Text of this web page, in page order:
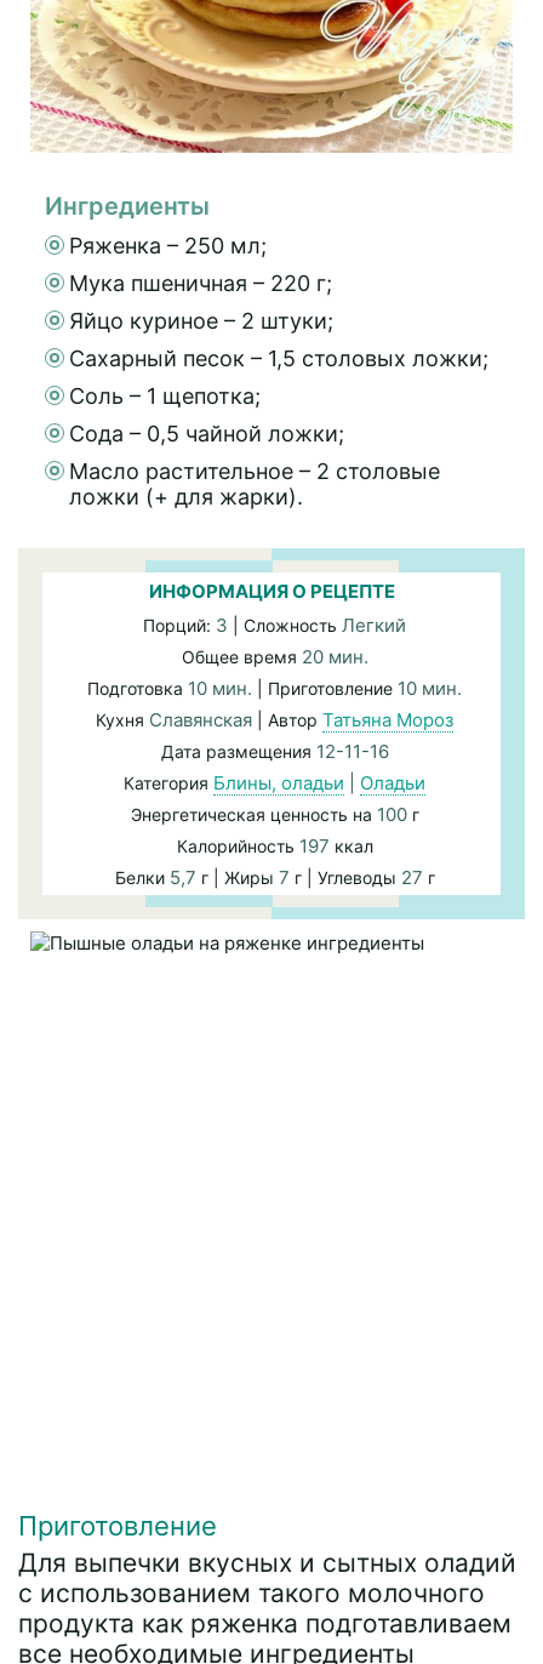
Ингредиенты
Ряженка – 250 мл;
Мука пшеничная – 220 г;
Яйцо куриное – 2 штуки;
Сахарный песок – 1,5 столовых ложки;
Соль – 1 щепотка;
Сода – 0,5 чайной ложки;
Масло растительное – 2 столовые
ложки (+ для жарки).
ИНФОРМАЦИЯ О РЕЦЕПТЕ
Порций: 3 | Сложность Легкий
Общее время 20 мин.
Подготовка 10 мин. | Приготовление 10 мин.
Кухня Славянская | Автор Татьяна Мороз
Дата размещения 12-11-16
Категория Блины, оладьи Оладьи
Энергетическая ценность на 100г
Калорийность 197 ккал
Белки 5,7 г | Жиры 7 г | Углеводы 27 г
Приготовление
Для выпечки вкусных и сытных оладий
с использованием такого молочного
продукта как ряженка подготавливаем
все необходимые ингредиенты